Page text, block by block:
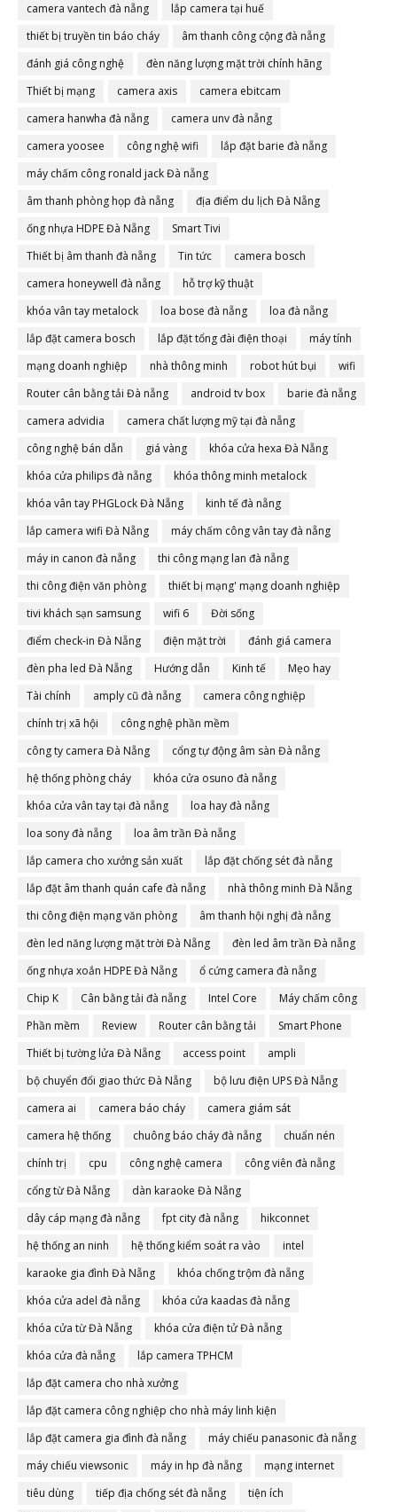
camera vantech đà nẵng
lắp camera tại huế
thiết bị truyền tin báo cháy
âm thanh công cộng đà nẵng
đánh giá công nghệ
đèn năng lượng mặt trời chính hãng
Thiết bị mạng
camera axis
camera ebitcam
camera hanwha đà nẵng
camera unv đà nẵng
camera yoosee
công nghệ wifi
lắp đặt barie đà nẵng
máy chấm công ronald jack Đà nẵng
âm thanh phòng họp đà nẵng
địa điểm du lịch Đà Nẵng
ống nhựa HDPE Đà Nẵng
Smart Tivi
Thiết bị âm thanh đà nẵng
Tin tức
camera bosch
camera honeywell đà nẵng
hỗ trợ kỹ thuật
khóa vân tay metalock
loa bose đà nẵng
loa đà nẵng
lắp đặt camera bosch
lắp đặt tổng đài điện thoại
máy tính
mạng doanh nghiệp
nhà thông minh robot hút bụi
wifi
Router cân bằng tải Đà nẵng
android tv box
barie đà nẵng
camera advidia
camera chất lượng mỹ tại đà nẵng
công nghệ bán dẫn
giá vàng
khóa cửa hexa Đà Nẵng
khóa cửa philips đà nẵng
khóa thông minh metalock
khóa vân tay PHGLock Đà Nẵng
kinh tế đà nẵng
lắp camera wifi Đà Nẵng
máy chấm công vân tay đà nẵng
máy in canon đà nẵng
thi công mạng lan đà nẵng
thi công điện văn phòng
thiết bị mạng' mạng doanh nghiệp
tivi khách sạn samsung
wifi 6
Đời sống
điểm check-in Đà Nẵng
điện mặt trời
đánh giá camera
đèn pha led Đà Nẵng
Hướng dẫn Kinh tế
Mẹo hay
Tài chính
amply cũ đà nẵng
camera công nghiệp
chính trị xã hội
công nghệ phần mềm
công ty camera Đà Nẵng
cổng tự động âm sàn Đà nẵng
hệ thống phòng cháy
khóa cửa osuno đà nẵng
khóa cửa vân tay tại đà nẵng
loa hay đà nẵng
loa sony đà nẵng
loa âm trần Đà nẵng
lắp camera cho xưởng sản xuất
lắp đặt chống sét đà nẵng
lắp đặt âm thanh quán cafe đà nẵng
nhà thông minh Đà Nẵng
thi công điện mạng văn phòng
âm thanh hội nghị đà nẵng
đèn led năng lượng mặt trời Đà Nẵng
đèn led âm trần Đà nẵng
ống nhựa xoắn HDPE Đà Nẵng
ổ cứng camera đà nẵng
Chip K
Cân bằng tải đà nẵng Intel Core
Máy chấm công
Phần mềm
Review Router cân bằng tải
Smart Phone
Thiết bị tường lửa Đà Nẵng
access point
ampli
bộ chuyển đổi giao thức Đà Nẵng
bộ lưu điện UPS Đà Nẵng
camera ai
camera báo cháy
camera giám sát
camera hệ thống
chuông báo cháy đà nẵng
chuẩn nén
chính trị
cpu công nghệ camera
công viên đà nẵng
cổng từ Đà Nẵng
dàn karaoke Đà Nẵng
dây cáp mạng đà nẵng
fpt city đà nẵng
hikconnet
hệ thống an ninh
hệ thống kiểm soát ra vào
intel
karaoke gia đình Đà Nẵng
khóa chống trộm đà nẵng
khóa cửa adel đà nẵng
khóa cửa kaadas đà nẵng
khóa cửa từ Đà Nẵng
khóa cửa điện tử Đà nẵng
khóa cửa đà nẵng
lắp camera TPHCM
lắp đặt camera cho nhà xưởng
lắp đặt camera công nghiệp cho nhà máy linh kiện
lắp đặt camera gia đình đà nẵng
máy chiếu panasonic đà nẵng
máy chiếu viewsonic
máy in hp đà nẵng
mạng internet
tiêu dùng
tiếp địa chống sét đà nẵng
tiện ích